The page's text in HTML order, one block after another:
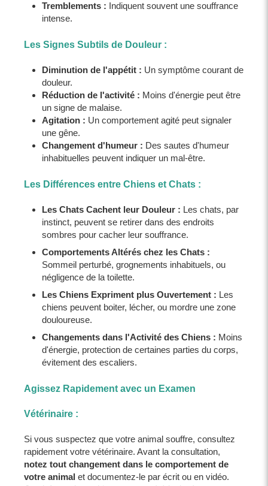
Tremblements : Indiquent souvent une souffrance
intense.
Les Signes Subtils de Douleur :
Diminution de l'appétit : Un symptôme courant de
douleur.
Réduction de l'activité : Moins d'énergie peut être
un signe de malaise.
Agitation : Un comportement agité peut signaler
une gêne.
Changement d'humeur : Des sautes d'humeur
inhabituelles peuvent indiquer un mal-être.
Les Différences entre Chiens et Chats :
Les Chats Cachent leur Douleur : Les chats, par
instinct, peuvent se retirer dans des endroits
sombres pour cacher leur souffrance.
Comportements Altérés chez les Chats :
Sommeil perturbé, grognements inhabituels, ou
négligence de la toilette.
Les Chiens Expriment plus Ouvertement : Les
chiens peuvent boiter, lécher, ou mordre une zone
douloureuse.
Changements dans l'Activité des Chiens : Moins
d'énergie, protection de certaines parties du corps,
évitement des escaliers.
Agissez Rapidement avec un Examen
Vétérinaire :
Si vous suspectez que votre animal souffre, consultez
rapidement votre vétérinaire. Avant la consultation,
notez tout changement dans le comportement de
votre animal et documentez-le par écrit ou en vidéo.